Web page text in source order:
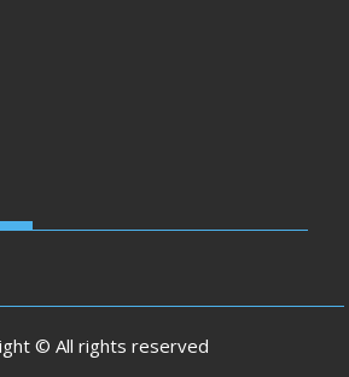
© All rights reserved